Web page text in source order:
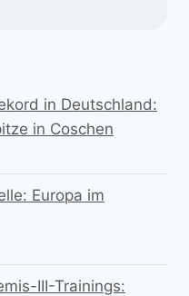
in Deutschland:
in Coschen
Europa im
III-Trainings: